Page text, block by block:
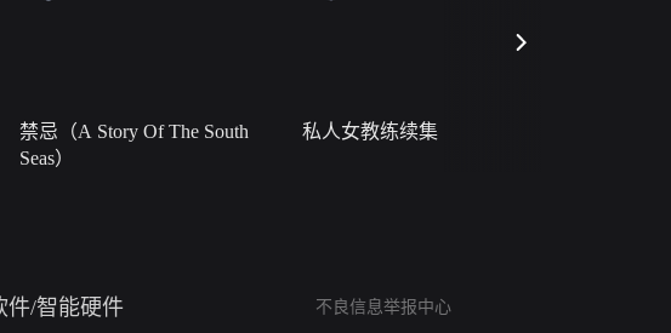
禁忌（A Story Of The South
Seas）
私人女教练续集
件/智能硬件
不良信息举报中心